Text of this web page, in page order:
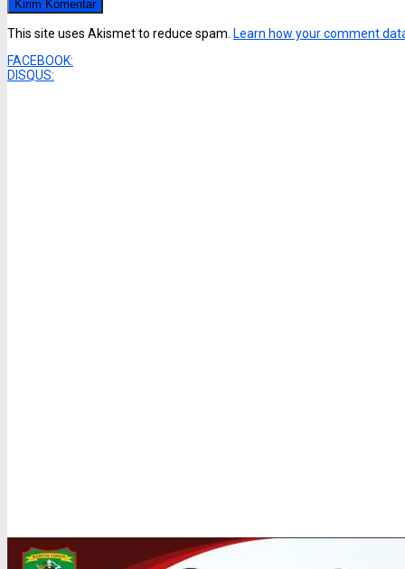
This site uses Akismet to reduce spam. Learn how your comment
FACEBOOK:
DISQUS: